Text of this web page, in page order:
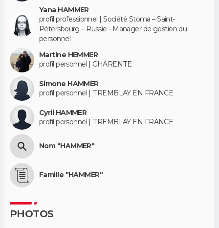
Yana HAMMER
profil professionnel | Société Stoma – Saint-
Pétersbourg – Russie - Manager de gestion du
personnel
Martine HEMMER
profil personnel | CHARENTE
Simone HAMMER
profil personnel | TREMBLAY EN FRANCE
Cyril HAMMER
profil personnel | TREMBLAY EN FRANCE
Nom "HAMMER"
Famille "HAMMER"
PHOTOS